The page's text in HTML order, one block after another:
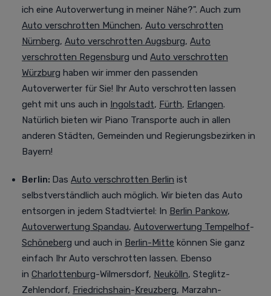
ich eine Autoverwertung in meiner Nähe?". Auch zum
Auto verschrotten München, Auto verschrotten
Nürnberg, Auto verschrotten Augsburg, Auto
verschrotten Regensburg und Auto verschrotten
Würzburg haben wir immer den passenden
Autoverwerter für Sie! Ihr Auto verschrotten lassen
geht mit uns auch in Ingolstadt, Fürth, Erlangen.
Natürlich bieten wir Piano Transporte auch in allen
anderen Städten, Gemeinden und Regierungsbezirken in
Bayern!
Berlin: Das Auto verschrotten Berlin ist
selbstverständlich auch möglich. Wir bieten das Auto
entsorgen in jedem Stadtviertel: In Berlin Pankow,
Autoverwertung Spandau, Autoverwertung Tempelhof-
Schöneberg und auch in Berlin-Mitte können Sie ganz
einfach Ihr Auto verschrotten lassen. Ebenso
in Charlottenburg-Wilmersdorf, Neukölln, Steglitz-
Zehlendorf, Friedrichshain-Kreuzberg, Marzahn-